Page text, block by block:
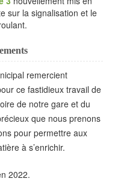
sur la signalisation et le
remercient
ce fastidieux travail de
de notre gare et du
que nous prenons
pour permettre aux
à s’enrichir.
2022.